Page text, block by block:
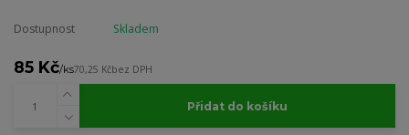
Dostupnost Skladem
85 Kč/ks70,25 Kčbez DPH
Přidat do košíku